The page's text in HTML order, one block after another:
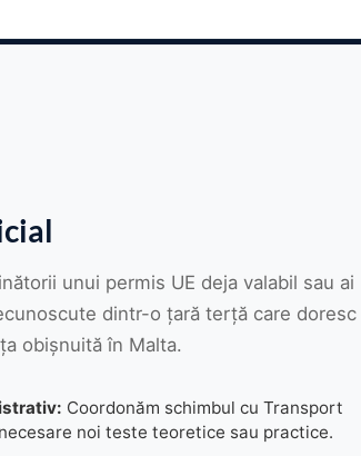
unui permis UE deja valabil sau ai
dintr-o țară terță care doresc
obișnuită în Malta.
Coordonăm schimbul cu Transport
noi teste teoretice sau practice.